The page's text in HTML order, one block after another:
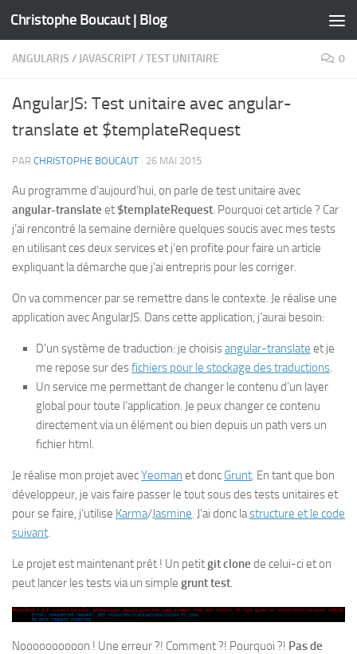
Skip to content
Christophe Boucaut | Blog
ANGULARJS / JAVASCRIPT/TEST UNITAIRE 0
AngularJS: Test unitaire avec angular-
translate et $templateRequest
PAR CHRISTOPHE BOUCAUT · 26 MAI 2015
Au programme d’aujourd’hui, on parle de test unitaire avec
angular-translate et $templateRequest. Pourquoi cet article ? Car
j’ai rencontré la semaine dernière quelques soucis avec mes tests
en utilisant ces deux services et j’en profite pour faire un article
expliquant la démarche que j’ai entrepris pour les corriger.
On va commencer par se remettre dans le contexte. Je réalise une
application avec AngularJS. Dans cette application, j’aurai besoin:
D’un système de traduction: je choisisangular-translate et je
me repose sur desfichiers pour le stockage des traductions.
Un service me permettant de changer le contenu d’un layer
global pour toute l’application. Je peux changer ce contenu
directement via un élément ou bien depuis un path vers un
fichier html.
Je réalise mon projet avecYeoman et donc Grunt. En tant que bon
développeur, je vais faire passer le tout sous des tests unitaires et
pour se faire, j’utilise Karma/Jasmine. J’ai donc lastructure et le code
suivant.
Le projet est maintenant prêt ! Un petitgit clone de celui-ci et on
peut lancer les tests via un simple grunt test.
Noooooooooon ! Une erreur ?! Comment ?! Pourquoi ?! Pas de